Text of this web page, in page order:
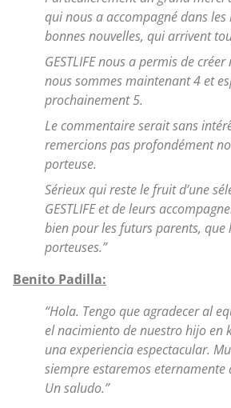
qui nous a accompagné dans les
bonnes nouvelles, qui arrivent
GESTLIFE nous a permis de
nous sommes maintenant 4 et
prochainement 5.
Le commentaire serait sans
remercions pas profondément
porteuse.
Sérieux qui reste le fruit d’une
GESTLIFE et de leurs
bien pour les futurs parents, que
porteuses.”
Benito Padilla:
“Hola. Tengo que agradecer al
el nacimiento de nuestro hijo en
una experiencia espectacular.
siempre estaremos eternamente
Un saludo.”